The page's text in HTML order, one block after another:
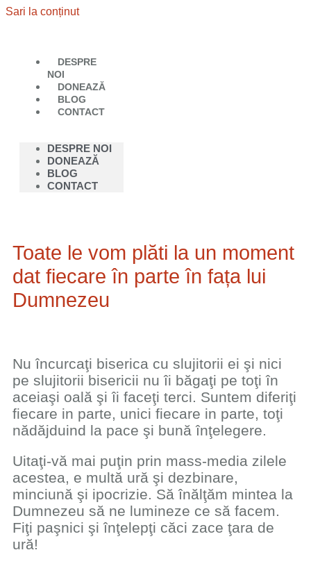
Sari la conținut
DESPRE
NOI
DONEAZĂ
BLOG
CONTACT
DESPRE NOI
DONEAZĂ
BLOG
CONTACT
Toate le vom plăti la un moment
dat fiecare în parte în fața lui
Dumnezeu
Nu încurcaţi biserica cu slujitorii ei şi nici
pe slujitorii bisericii nu îi băgaţi pe toţi în
aceiaşi oală şi îi faceţi terci. Suntem diferiţi
fiecare in parte, unici fiecare in parte, toţi
nădăjduind la pace şi bună înţelegere.
Uitaţi-vă mai puţin prin mass-media zilele
acestea, e multă ură şi dezbinare,
minciună şi ipocrizie. Să înălţăm mintea la
Dumnezeu să ne lumineze ce să facem.
Fiţi paşnici şi înţelepţi căci zace ţara de
ură!